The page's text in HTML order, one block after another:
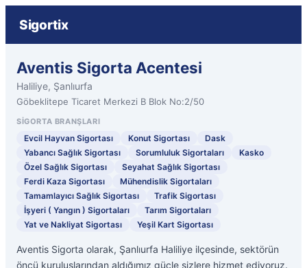
Sigortix
Aventis Sigorta Acentesi
Haliliye, Şanlıurfa
Göbeklitepe Ticaret Merkezi B Blok No:2/50
SIGORTA BRANŞLARI
Evcil Hayvan Sigortası Konut Sigortası
Dask
Yabancı Sağlık Sigortası
Sorumluluk Sigortaları
Kasko
Özel Sağlık Sigortası
Seyahat Sağlık Sigortası
Ferdi Kaza Sigortası
Mühendislik Sigortaları
Tamamlayıcı Sağlık Sigortası
Trafik Sigortası
İşyeri ( Yangın ) Sigortaları
Tarım Sigortaları
Yat ve Nakliyat Sigortası
Yeşil Kart Sigortası
Aventis Sigorta olarak, Şanlıurfa Haliliye ilçesinde, sektörün
öncü kuruluşlarından aldığımız güçle sizlere hizmet ediyoruz.